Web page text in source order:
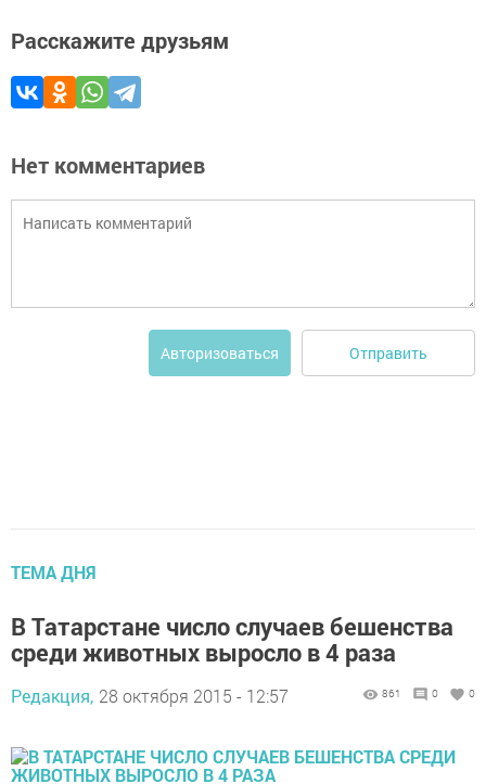
Расскажите друзьям
Нет комментариев
Авторизоваться Отправить
ТЕМА ДНЯ
В Татарстане число случаев бешенства
среди животных выросло в 4 раза
Редакция, 28 октября 2015 - 12:57 861 0 0